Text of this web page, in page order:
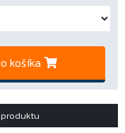
košíka